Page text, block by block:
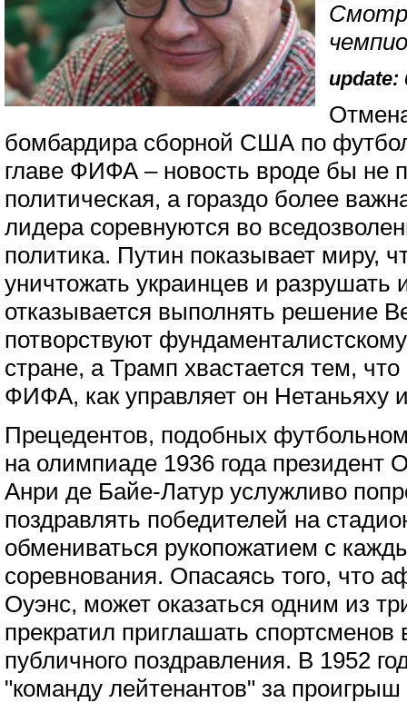
update:
бомбардира сборной США по
главе ФИФА – новость вроде бы не
политическая, а гораздо более
лидера соревнуются во
политика. Путин показывает миру,
уничтожать украинцев и разрушать
отказывается выполнять решение
потворствуют
стране, а Трамп хвастается тем,
ФИФА, как управляет он Нетаньяху
Прецедентов, подобных
на олимпиаде 1936 года президент
Анри де Байе-Латур услужливо
поздравлять победителей на
обмениваться рукопожатием с
соревнования. Опасаясь того, что
Оуэнс, может оказаться одним из
прекратил приглашать
публичного поздравления. В 1952
"команду лейтенантов" за